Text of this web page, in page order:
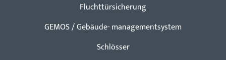
Fluchttürsicherung
GEMOS / Gebäude- managementsystem
Schlösser